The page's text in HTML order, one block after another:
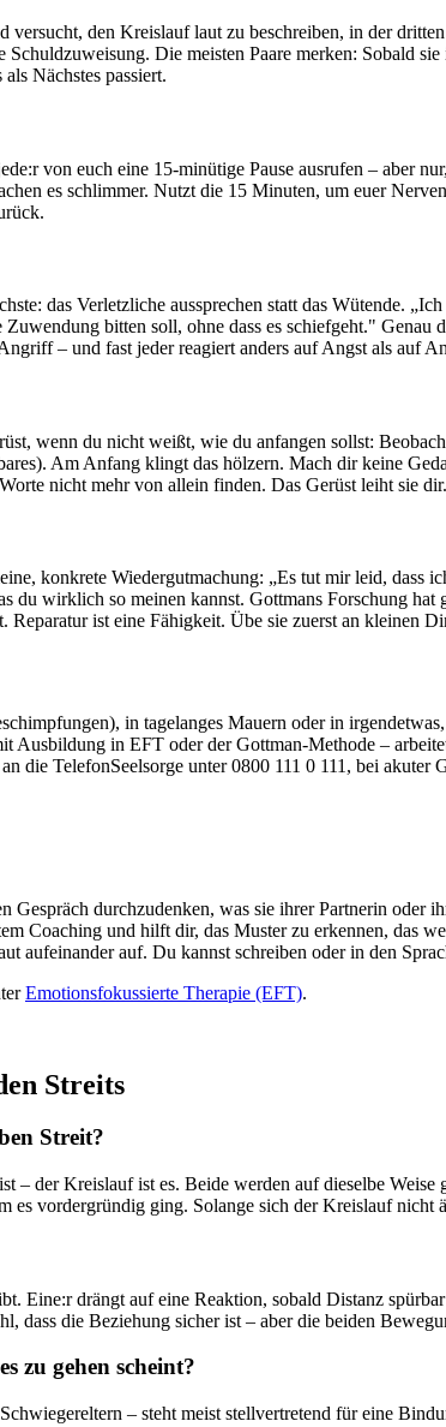
versucht, den Kreislauf laut zu beschreiben, in der
Die meisten Paare merken: Sobald
Nächstes passiert.
von euch eine 15-minütige Pause ausrufen – aber
es schlimmer. Nutzt die 15 Minuten, um euer
das Verletzliche aussprechen statt das Wütende.
bitten soll, ohne dass es schiefgeht."
– und fast jeder reagiert anders auf Angst als auf
wenn du nicht weißt, wie du anfangen sollst:
Am Anfang klingt das hölzern. Mach dir keine
nicht mehr von allein finden. Das Gerüst leiht sie dir.
konkrete Wiedergutmachung: „Es tut mir leid,
du wirklich so meinen kannst. Gottmans Forschung
Reparatur ist eine Fähigkeit. Übe sie zuerst an kleinen
in tagelanges Mauern oder in
Ausbildung in EFT oder der Gottman-Methode –
die TelefonSeelsorge unter 0800 111 0 111, bei
durchzudenken, was sie ihrer Partnerin oder
Coaching und hilft dir, das Muster zu erkennen, das
aufeinander auf. Du kannst schreiben oder in den
Emotionsfokussierte Therapie (EFT).
Streits
Streit?
– der Kreislauf ist es. Beide werden auf dieselbe
es vordergründig ging. Solange sich der Kreislauf nicht
Eine:r drängt auf eine Reaktion, sobald Distanz
dass die Beziehung sicher ist – aber die beiden
zu gehen scheint?
– steht meist stellvertretend für eine